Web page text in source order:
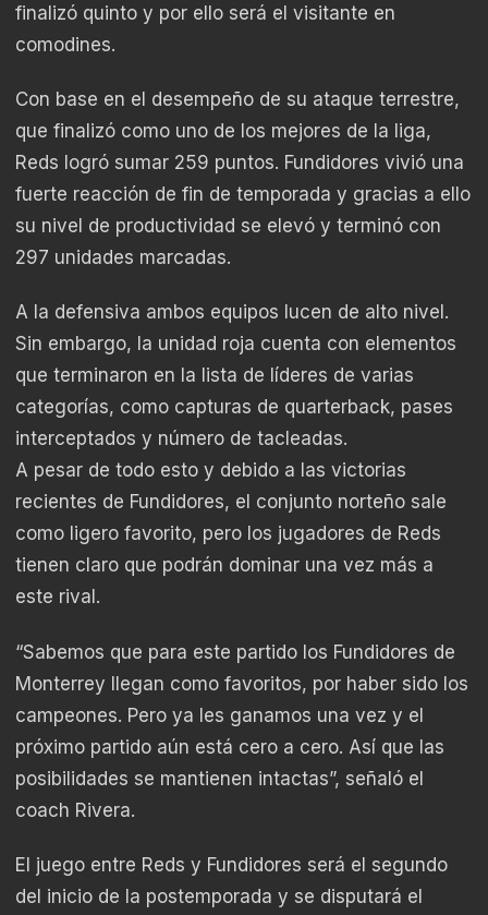
finalizó quinto y por ello será el visitante en
comodines.
Con base en el desempeño de su ataque terrestre,
que finalizó como uno de los mejores de la liga,
Reds logró sumar 259 puntos. Fundidores vivió una
fuerte reacción de fin de temporada y gracias a ello
su nivel de productividad se elevó y terminó con
297 unidades marcadas.
A la defensiva ambos equipos lucen de alto nivel.
Sin embargo, la unidad roja cuenta con elementos
que terminaron en la lista de líderes de varias
categorías, como capturas de quarterback, pases
interceptados y número de tacleadas.
A pesar de todo esto y debido a las victorias
recientes de Fundidores, el conjunto norteño sale
como ligero favorito, pero los jugadores de Reds
tienen claro que podrán dominar una vez más a
este rival.
“Sabemos que para este partido los Fundidores de
Monterrey llegan como favoritos, por haber sido los
campeones. Pero ya les ganamos una vez y el
próximo partido aún está cero a cero. Así que las
posibilidades se mantienen intactas”, señaló el
coach Rivera.
El juego entre Reds y Fundidores será el segundo
del inicio de la postemporada y se disputará el